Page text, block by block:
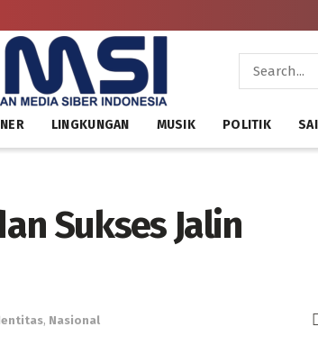
LINGKUNGAN MUSIK POLITIK
Sukses Jalin
, Nasional